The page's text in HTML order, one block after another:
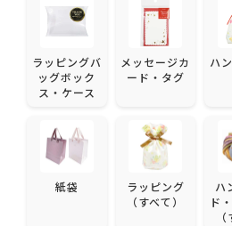
ラッピングバ
ッグボック
ス・ケース
メッセージカ
ード・タグ
ハ
紙袋
ラッピング
（すべて）
ハ
ド
（